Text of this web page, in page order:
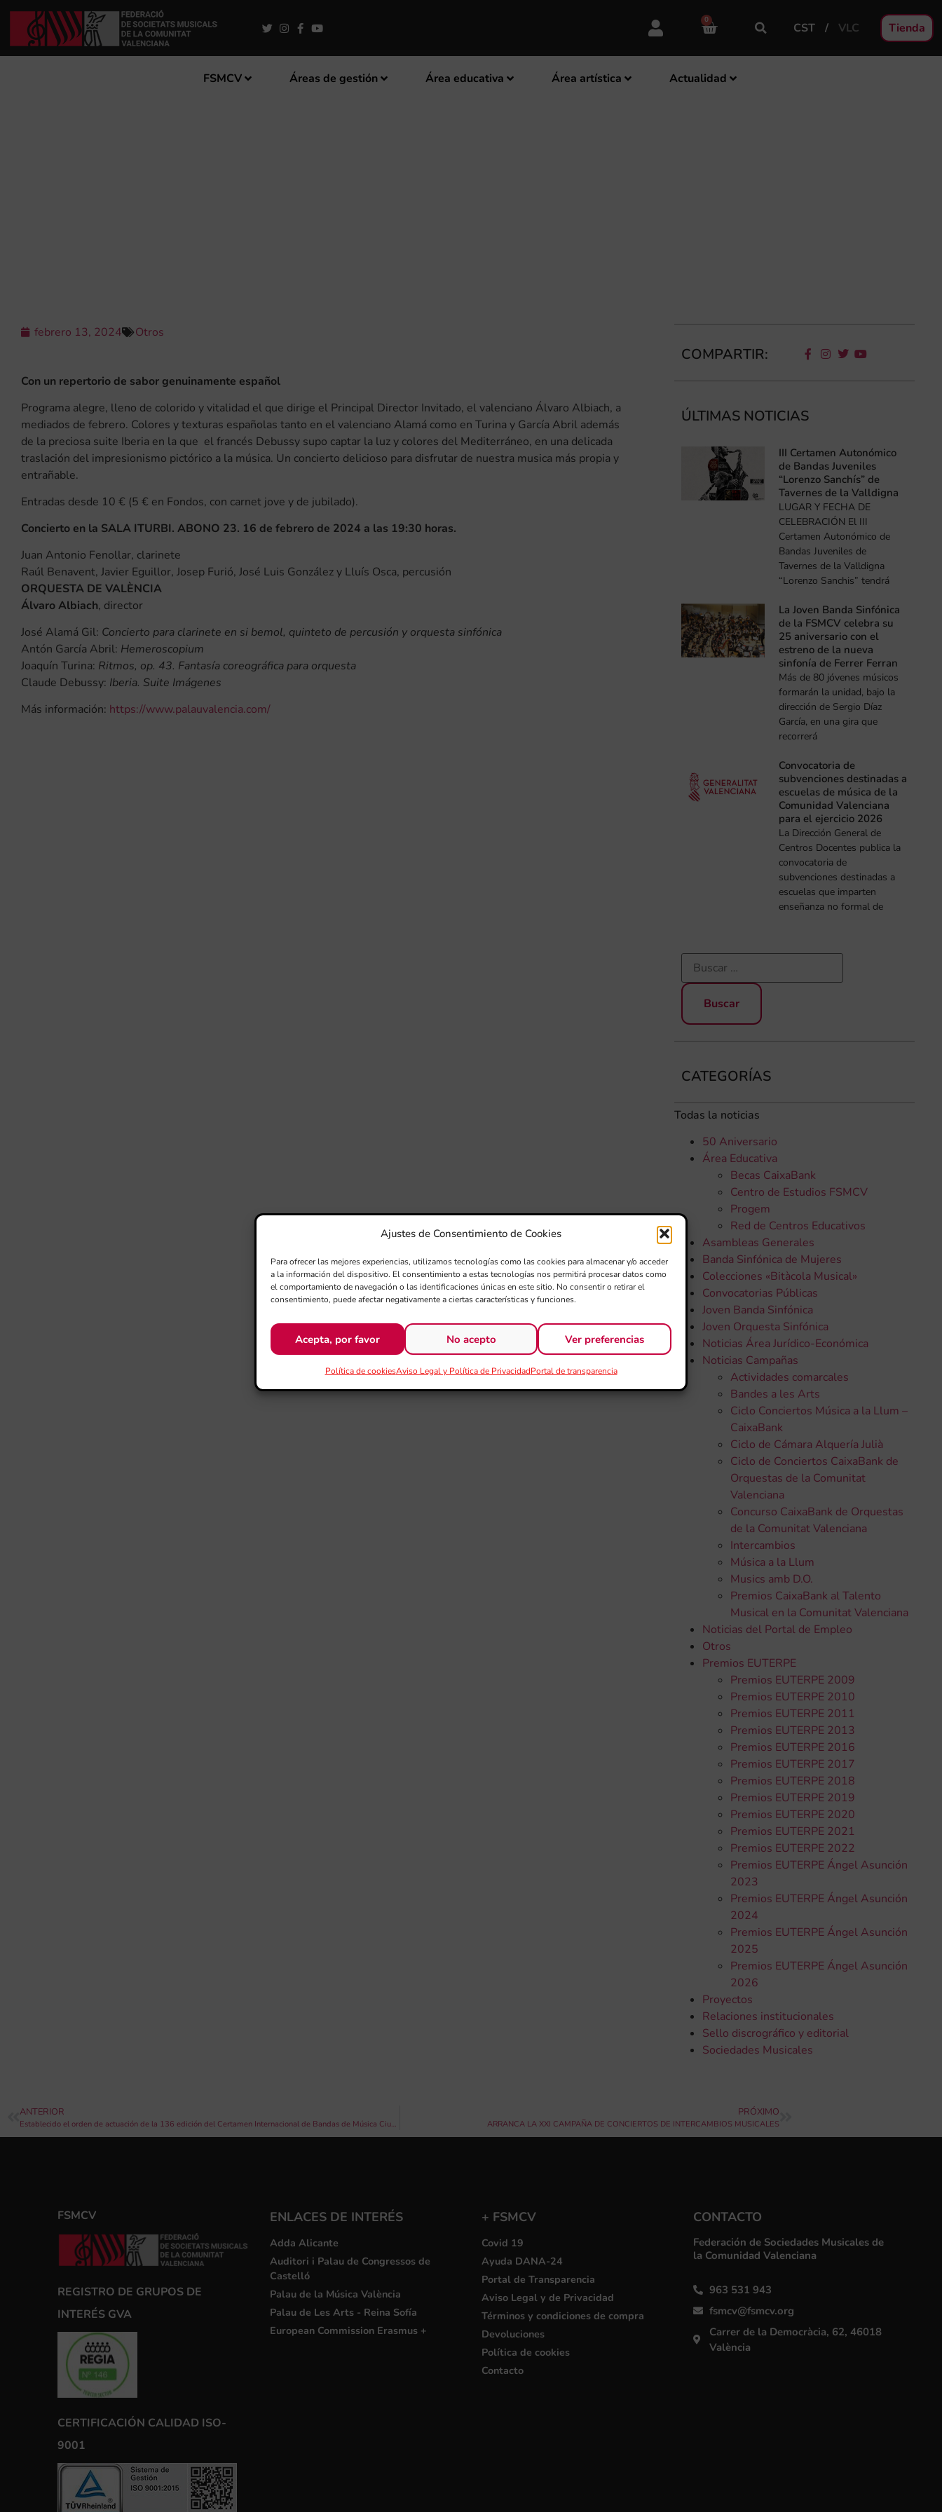
Ajustes de Consentimiento de Cookies
Para ofrecer las mejores experiencias, utilizamos tecnologías como las cookies para almacenar y/o acceder
a la información del dispositivo. El consentimiento a estas tecnologías nos permitirá procesar datos como
el comportamiento de navegación o las identificaciones únicas en este sitio. No consentir o retirar el
consentimiento, puede afectar negativamente a ciertas características y funciones.
Acepta, por favor No acepto Ver preferencias
Política de cookiesAviso Legal y Política de PrivacidadPortal de transparencia
0
CST VLC Tienda
FSMCV Áreas de gestión Área educativa Área artística Actualidad
febrero 13, 2024 Otros
Con un repertorio de sabor genuinamente español
Programa alegre, lleno de colorido y vitalidad el que dirige el Principal Director Invitado, el valenciano Álvaro Albiach, a
mediados de febrero. Colores y texturas españolas tanto en el valenciano Alamá como en Turina y García Abril además
de la preciosa suite Iberia en la que el francés Debussy supo captar la luz y colores del Mediterráneo, en una delicada
traslación del impresionismo pictórico a la música. Un concierto delicioso para disfrutar de nuestra musica más propia y
entrañable.
Entradas desde 10 € (5 € en Fondos, con carnet jove y de jubilado).
Concierto en la SALA ITURBI. ABONO 23. 16 de febrero de 2024 a las 19:30 horas.
Juan Antonio Fenollar, clarinete
Raúl Benavent, Javier Eguillor, Josep Furió, José Luis González y Lluís Osca, percusión
ORQUESTA DE VALÈNCIA
Álvaro Albiach, director
José Alamá Gil: Concierto para clarinete en si bemol, quinteto de percusión y orquesta sinfónica
Antón García Abril: Hemeroscopium
Joaquín Turina: Ritmos, op. 43. Fantasía coreográfica para orquesta
Claude Debussy: Iberia. Suite Imágenes
Más información: https://www.palauvalencia.com/
COMPARTIR:
ÚLTIMAS NOTICIAS
III Certamen Autonómico
de Bandas Juveniles
“Lorenzo Sanchís” de
Tavernes de la Valldigna
LUGAR Y FECHA DE
CELEBRACIÓN El III
Certamen Autonómico de
Bandas Juveniles de
Tavernes de la Valldigna
“Lorenzo Sanchis” tendrá
La Joven Banda Sinfónica
de la FSMCV celebra su
25 aniversario con el
estreno de la nueva
sinfonía de Ferrer Ferran
Más de 80 jóvenes músicos
formarán la unidad, bajo la
dirección de Sergio Díaz
García, en una gira que
recorrerá
Convocatoria de
subvenciones destinadas a
escuelas de música de la
Comunidad Valenciana
para el ejercicio 2026
La Dirección General de
Centros Docentes publica la
convocatoria de
subvenciones destinadas a
escuelas que imparten
enseñanza no formal de
CATEGORÍAS
Todas la noticias
50 Aniversario
Área Educativa
Becas CaixaBank
Centro de Estudios FSMCV
Progem
Red de Centros Educativos
Asambleas Generales
Banda Sinfónica de Mujeres
Colecciones «Bitàcola Musical»
Convocatorias Públicas
Joven Banda Sinfónica
Joven Orquesta Sinfónica
Noticias Área Jurídico-Económica
Noticias Campañas
Actividades comarcales
Bandes a les Arts
Ciclo Conciertos Música a la Llum –
CaixaBank
Ciclo de Cámara Alquería Julià
Ciclo de Conciertos CaixaBank de
Orquestas de la Comunitat
Valenciana
Concurso CaixaBank de Orquestas
de la Comunitat Valenciana
Intercambios
Música a la Llum
Musics amb D.O.
Premios CaixaBank al Talento
Musical en la Comunitat Valenciana
Noticias del Portal de Empleo
Otros
Premios EUTERPE
Premios EUTERPE 2009
Premios EUTERPE 2010
Premios EUTERPE 2011
Premios EUTERPE 2013
Premios EUTERPE 2016
Premios EUTERPE 2017
Premios EUTERPE 2018
Premios EUTERPE 2019
Premios EUTERPE 2020
Premios EUTERPE 2021
Premios EUTERPE 2022
Premios EUTERPE Ángel Asunción
2023
Premios EUTERPE Ángel Asunción
2024
Premios EUTERPE Ángel Asunción
2025
Premios EUTERPE Ángel Asunción
2026
Proyectos
Relaciones institucionales
Sello discrográfico y editorial
Sociedades Musicales
ANTERIOR
Establecido el orden de actuación de la 136 edición del Certamen Internacional de Bandas de Música Ciudad de València
PRÓXIMO
ARRANCA LA XXI CAMPAÑA DE CONCIERTOS DE INTERCAMBIOS MUSICALES
FSMCV
REGISTRO DE GRUPOS DE
INTERÉS GVA
CERTIFICACIÓN CALIDAD ISO-
9001
ENLACES DE INTERÉS
Adda Alicante
Auditori i Palau de Congressos de
Castelló
Palau de la Música València
Palau de Les Arts - Reina Sofía
European Commission Erasmus +
+ FSMCV
Covid 19
Ayuda DANA-24
Portal de Transparencia
Aviso Legal y de Privacidad
Términos y condiciones de compra
Devoluciones
Política de cookies
Contacto
CONTACTO
Federación de Sociedades Musicales de
la Comunidad Valenciana
963 531 943
fsmcv@fsmcv.org
Carrer de la Democràcia, 62, 46018
València